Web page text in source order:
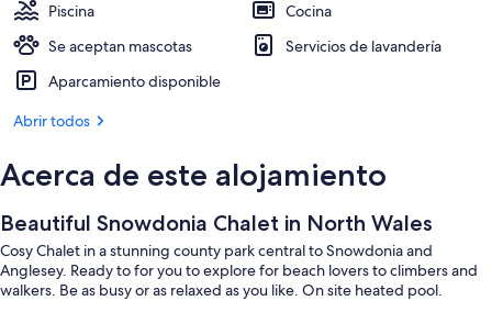
Piscina
Cocina
Se aceptan mascotas
Servicios de lavandería
Aparcamiento disponible
Abrir todos
Acerca de este alojamiento
Beautiful Snowdonia Chalet in North Wales
Cosy Chalet in a stunning county park central to Snowdonia and
Anglesey. Ready to for you to explore for beach lovers to climbers and
walkers. Be as busy or as relaxed as you like. On site heated pool.